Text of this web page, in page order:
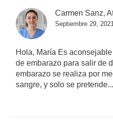
Carmen Sanz,
Septiembre 29, 2021
Hola, María Es
de embarazo para salir de
embarazo se realiza por
sangre, y solo se pretende...